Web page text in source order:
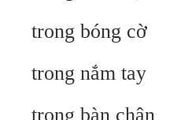
trong bóng cờ
trong nắm tay
trong bàn chân